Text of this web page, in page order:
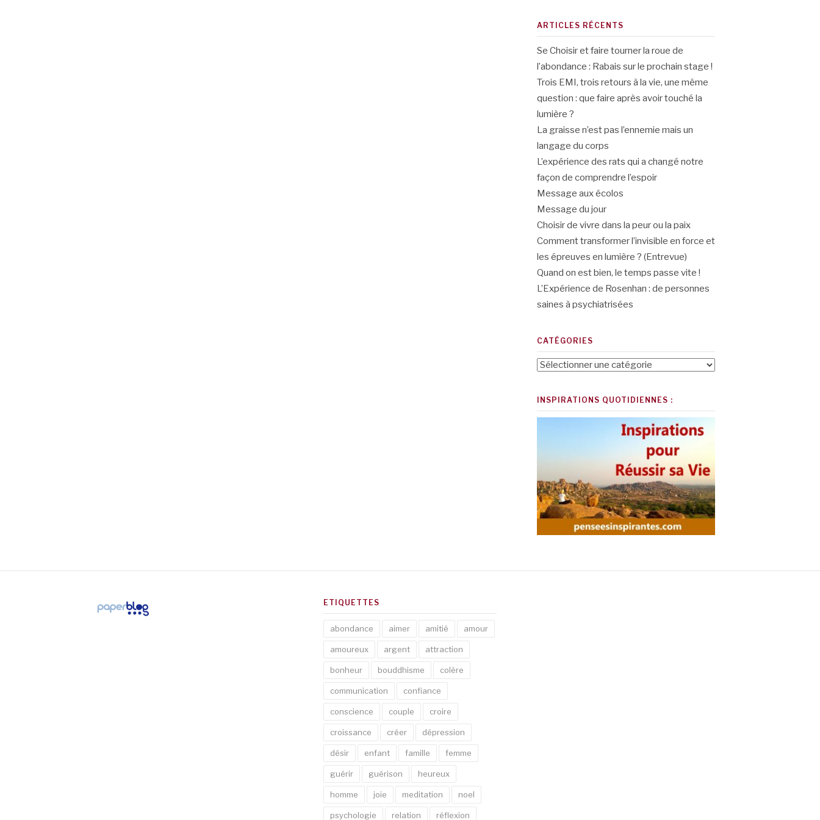
ARTICLES RÉCENTS
Se Choisir et faire tourner la roue de
l’abondance : Rabais sur le prochain stage !
Trois EMI, trois retours à la vie, une même
question : que faire après avoir touché la
lumière ?
La graisse n’est pas l’ennemie mais un
langage du corps
L’expérience des rats qui a changé notre
façon de comprendre l’espoir
Message aux écolos
Message du jour
Choisir de vivre dans la peur ou la paix
Comment transformer l’invisible en force et
les épreuves en lumière ? (Entrevue)
Quand on est bien, le temps passe vite !
L’Expérience de Rosenhan : de personnes
saines à psychiatrisées
CATÉGORIES
Catégories
INSPIRATIONS QUOTIDIENNES :
ETIQUETTES
abondance aimer amitié amour
amoureux argent attraction
bonheur bouddhisme colère
communication confiance
conscience couple croire
croissance créer dépression
désir enfant famille femme
guérir guérison heureux
homme joie meditation noel
psychologie relation réflexion